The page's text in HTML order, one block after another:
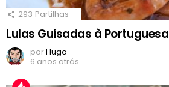
293 Partilhas
Lulas Guisadas à Portuguesa
porHugo
6 anos atrás